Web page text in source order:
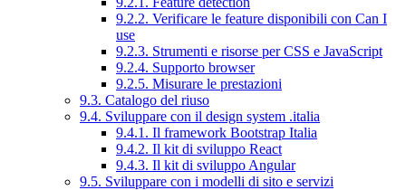
9.2.2. Verificare le feature disponibili con Can I
use
9.2.3. Strumenti e risorse per CSS e JavaScript
9.2.4. Supporto browser
9.2.5. Misurare le prestazioni
9.3. Catalogo del riuso
9.4. Sviluppare con il design system .italia
9.4.1. Il framework Bootstrap Italia
9.4.2. Il kit di sviluppo React
9.4.3. Il kit di sviluppo Angular
9.5. Sviluppare con i modelli di sito e servizi